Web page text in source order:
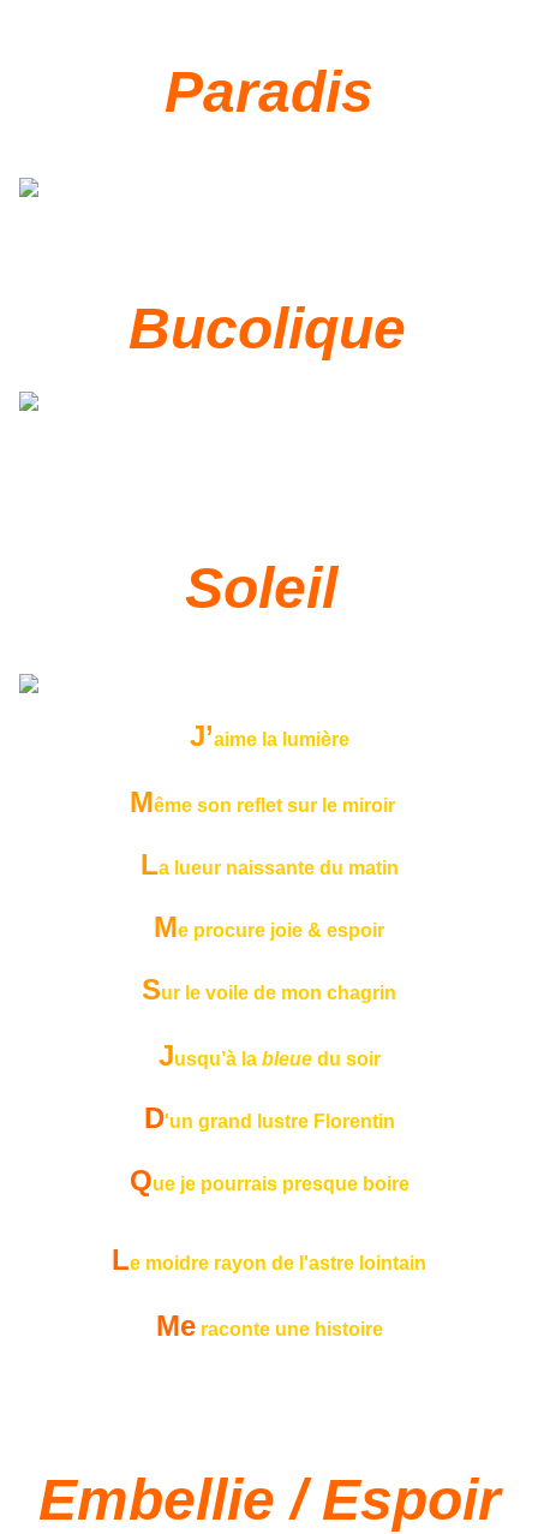
Paradis
Bucolique
Soleil
J’aime la lumière
Même son reflet sur le miroir
La lueur naissante du matin
Me procure joie & espoir
Sur le voile de mon chagrin
Jusqu’à la bleuedu soir
D'un grand lustre Florentin
Que je pourrais presque boire
Le moidre rayon de l'astre lointain
Meraconte une histoire
Embellie / Espoir